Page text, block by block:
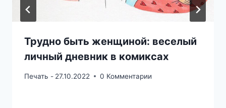
Трудно быть женщиной: веселый
личный дневник в комиксах
Печать - 27.10.2022 0 Комментарии